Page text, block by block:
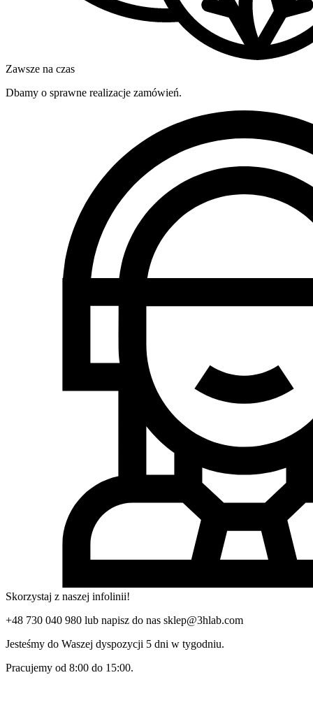
Zawsze na czas
Dbamy o sprawne realizacje zamówień.
Skorzystaj z naszej infolinii!
+48 730 040 980 lub napisz do nas sklep@3hlab.com
Jesteśmy do Waszej dyspozycji 5 dni w tygodniu.
Pracujemy od 8:00 do 15:00.